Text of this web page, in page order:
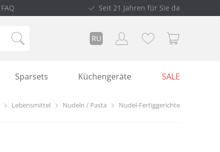
FAQ Seit 21 Jahren für Sie da
RU
Sparsets Küchengeräte SALE
Lebensmittel Nudeln / Pasta Nudel-Fertiggerichte